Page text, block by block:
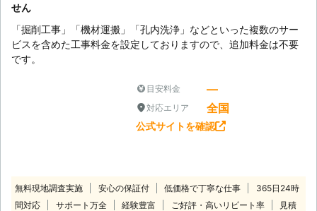
せん
「掘削工事」「機材運搬」「孔内洗浄」などといった複数のサー
ビスを含めた工事料金を設定しておりますので、追加料金は不要
です。
目安料金 ―
対応エリア 全国
公式サイトを確認
無料現地調査実施 安心の保証付 低価格で丁寧な仕事
365日24時
間対応
サポート万全 経験豊富 ご好評・高いリピート率
見積